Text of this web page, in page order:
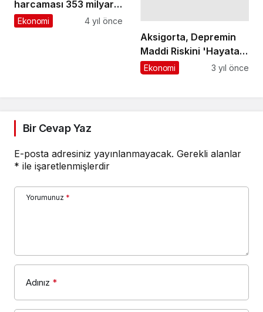
harcaması 353 milyar
941 milyon TL olarak
Ekonomi 4 yıl önce
Aksigorta, Depremin
Maddi Riskini 'Hayata
Devam Türkiye' ile
Ekonomi 3 yıl önce
Bir Cevap Yaz
E-posta adresiniz yayınlanmayacak. Gerekli alanlar
* ile işaretlenmişlerdir
Yorumunuz *
Adınız *